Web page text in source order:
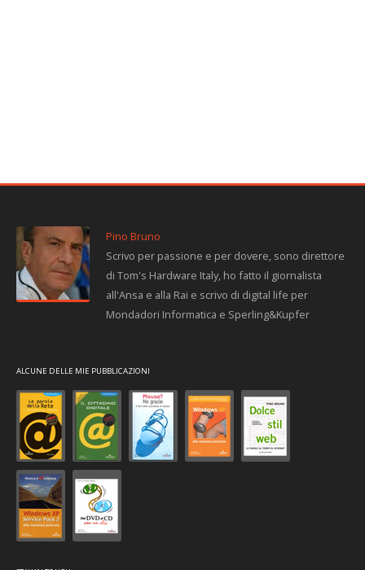
Pino Bruno
Scrivo per passione e per dovere, sono direttore
di Tom's Hardware Italy, ho fatto il giornalista
all'Ansa e alla Rai e scrivo di digital life per
Mondadori Informatica e Sperling&Kupfer
ALCUNE DELLE MIE PUBBLICAZIONI